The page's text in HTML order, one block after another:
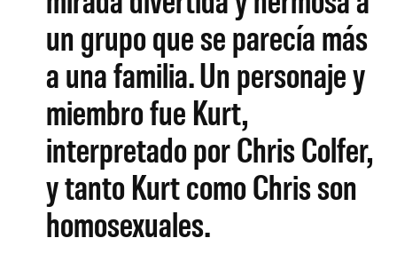
un grupo que se parecía más
a una familia. Un personaje y
miembro fue Kurt,
interpretado por Chris Colfer,
y tanto Kurt como Chris son
homosexuales.